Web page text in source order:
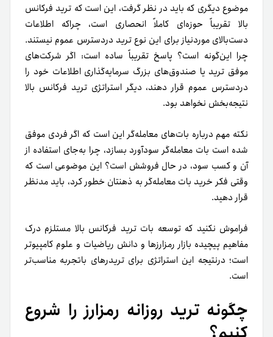
موضوع دیگری که باید در نظر گرفت، این است که ترید فرکانس
بالا تقریباً حوزه‌ای کاملاً انحصاری‌ است، چراکه اطلاعات
دست‌بالای مورد‌نیاز برای این نوع ترید در‌دسترس عموم نیستند.
چرا این‌گونه است؟ پاسخ تقریباً ساده است: اگر شرکت‌های
موفق ترید یا صندوق‌های بزرگ سرمایه‌گذاری اطلاعات خود را
در‌دسترس عموم قرار دهند، دیگر استراتژی ترید فرکانس بالا
نتیجه‌بخش نخواهد بود.
نکته‌ مهم درباره بات‌های معامله‌گر این است که اگر فردی موفق
شده است بات معامله‌گر سودآورد بسازد، چرا به‌جای استفاده از
آن و کسب سود، در حال فروشش است؟ این موضوعی است که
وقتی فکر خرید بات معامله‌گر به ذهنتان خطور کرد، باید مدنظر
قرار دهید.
فراموش نکنید که توسعه بات ترید فرکانس بالا مستلزم درک
مفاهیم پیچیده بازار رمزارزها و دانش ریاضیات و علوم کامپیوتر
است؛ در‌نتیجه این استراتژی برای تریدرهای باتجربه مناسب‌تر
است.
چگونه ترید روزانه رمزارز را شروع